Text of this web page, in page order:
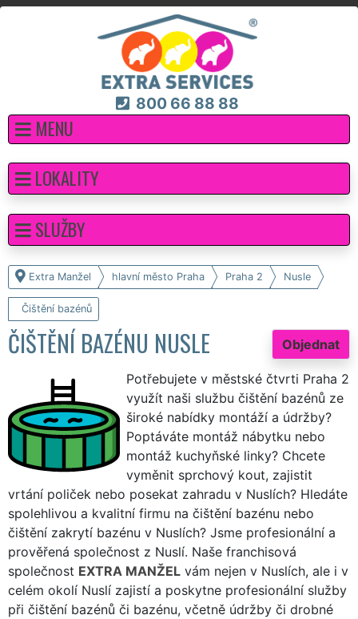
800 66 88 88
MENU
Extra Manžel hlavní město Praha Praha 2 Nusle
Čištění bazénů
Objednat
ČIŠTĚNÍ BAZÉNU NUSLE
Potřebujete v městské čtvrti Praha 2
využít naši službu čištění bazénů ze
široké nabídky montáží a údržby?
Poptáváte montáž nábytku nebo
montáž kuchyňské linky? Chcete
vyměnit sprchový kout, zajistit
vrtání poliček nebo posekat zahradu v Nuslích? Hledáte
spolehlivou a kvalitní firmu na čištění bazénu nebo
čištění zakrytí bazénu v Nuslích? Jsme profesionální a
prověřená společnost z Nuslí. Naše franchisová
společnost EXTRA MANŽEL vám nejen v Nuslích, ale i v
celém okolí Nuslí zajistí a poskytne profesionální služby
při čištění bazénů či bazénu, včetně údržby či drobné
LOKALITY
SLUŽBY